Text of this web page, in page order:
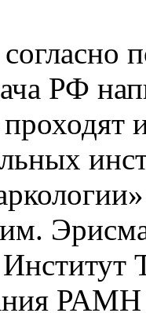
РФ
РАМН